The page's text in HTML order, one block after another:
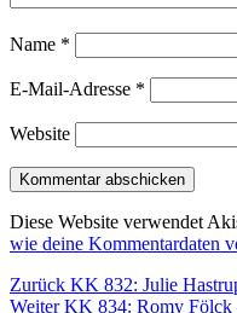
Name *
E-Mail-Adresse *
Website
Diese Website verwendet
wie deine Kommentardaten
Zurück Vorheriger
Beitrag:
KK 832: Julie
Weiter Nächster
KK 834: Romy Fölck